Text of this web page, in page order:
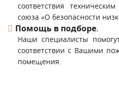
соответствия
союза «О безопасности
Помощь в подборе.
Наши специалисты
соответствии с Вашими
помещения.